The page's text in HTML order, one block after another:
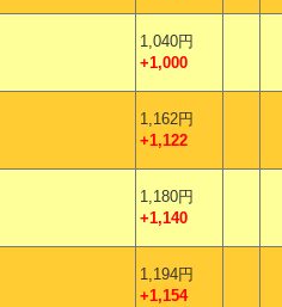
1,040円
+1,000
1,162円
+1,122
1,180円
+1,140
1,194円
+1,154